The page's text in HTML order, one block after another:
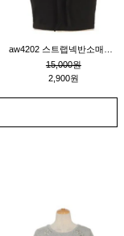
15,000원
2,900원